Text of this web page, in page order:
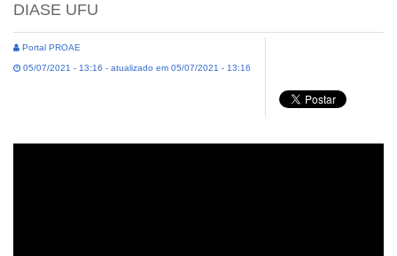
DIASE UFU
Portal PROAE
05/07/2021 - 13:16 - atualizado em 05/07/2021 - 13:16